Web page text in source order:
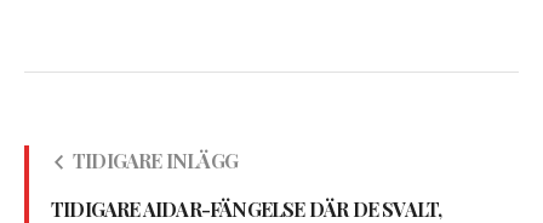
TIDIGARE INLÄGG
TIDIGARE AIDAR-FÄNGELSE DÄR DE SVALT,